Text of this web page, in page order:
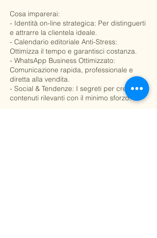
Cosa imparerai:
- Identità on-line strategica: Per distinguerti
e attrarre la clientela ideale.
- Calendario editoriale Anti-Stress:
Ottimizza il tempo e garantisci costanza.
- WhatsApp Business Ottimizzato:
Comunicazione rapida, professionale e
diretta alla vendita.
- Social & Tendenze: I segreti per creare i
contenuti rilevanti con il minimo sforzo.